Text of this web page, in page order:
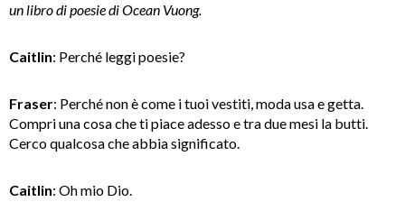
un libro di poesie di Ocean Vuong.
Caitlin: Perché leggi poesie?
Fraser: Perché non è come i tuoi vestiti, moda usa e getta.
Compri una cosa che ti piace adesso e tra due mesi la butti.
Cerco qualcosa che abbia significato.
Caitlin: Oh mio Dio.